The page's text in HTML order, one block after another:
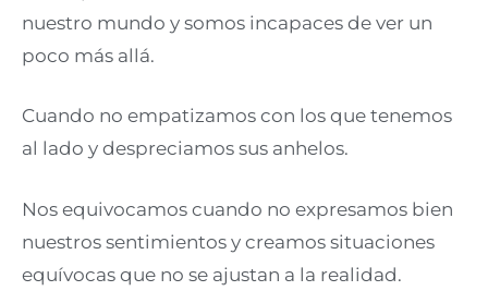
nuestro mundo y somos incapaces de ver un
poco más allá.
Cuando no empatizamos con los que tenemos
al lado y despreciamos sus anhelos.
Nos equivocamos cuando no expresamos bien
nuestros sentimientos y creamos situaciones
equívocas que no se ajustan a la realidad.